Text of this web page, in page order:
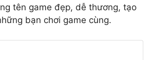
tên game đẹp, dễ thương, tạo
bạn chơi game cùng.